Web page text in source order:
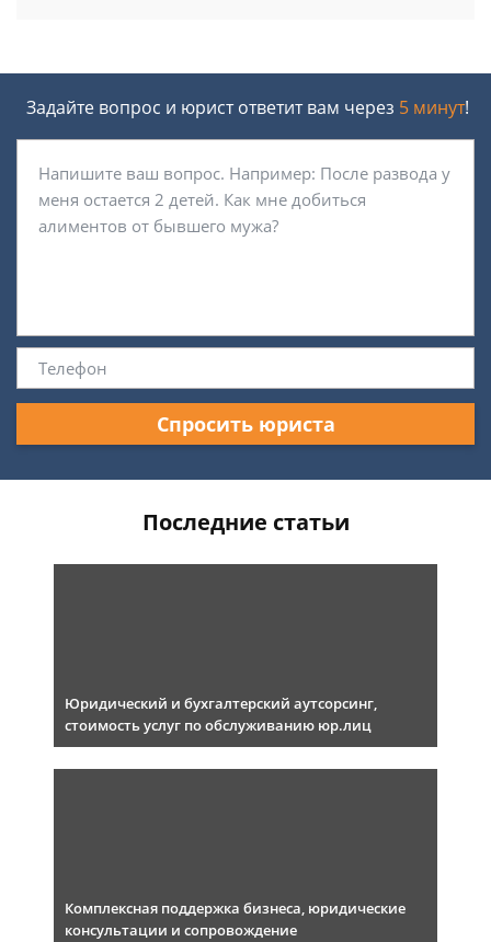
Задайте вопрос и юрист ответит вам через 5 минут!
Спросить юриста
Последние статьи
Юридический и бухгалтерский аутсорсинг,
стоимость услуг по обслуживанию юр.лиц
Комплексная поддержка бизнеса, юридические
консультации и сопровождение